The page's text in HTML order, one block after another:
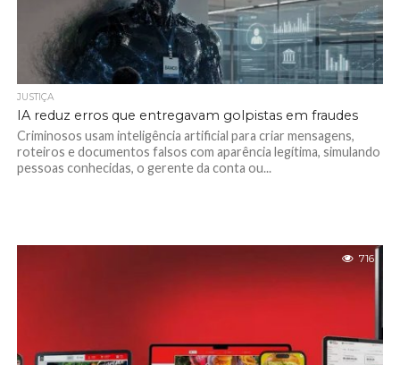
JUSTIÇA
IA reduz erros que entregavam golpistas em fraudes
Criminosos usam inteligência artificial para criar mensagens,
roteiros e documentos falsos com aparência legítima, simulando
pessoas conhecidas, o gerente da conta ou...
716